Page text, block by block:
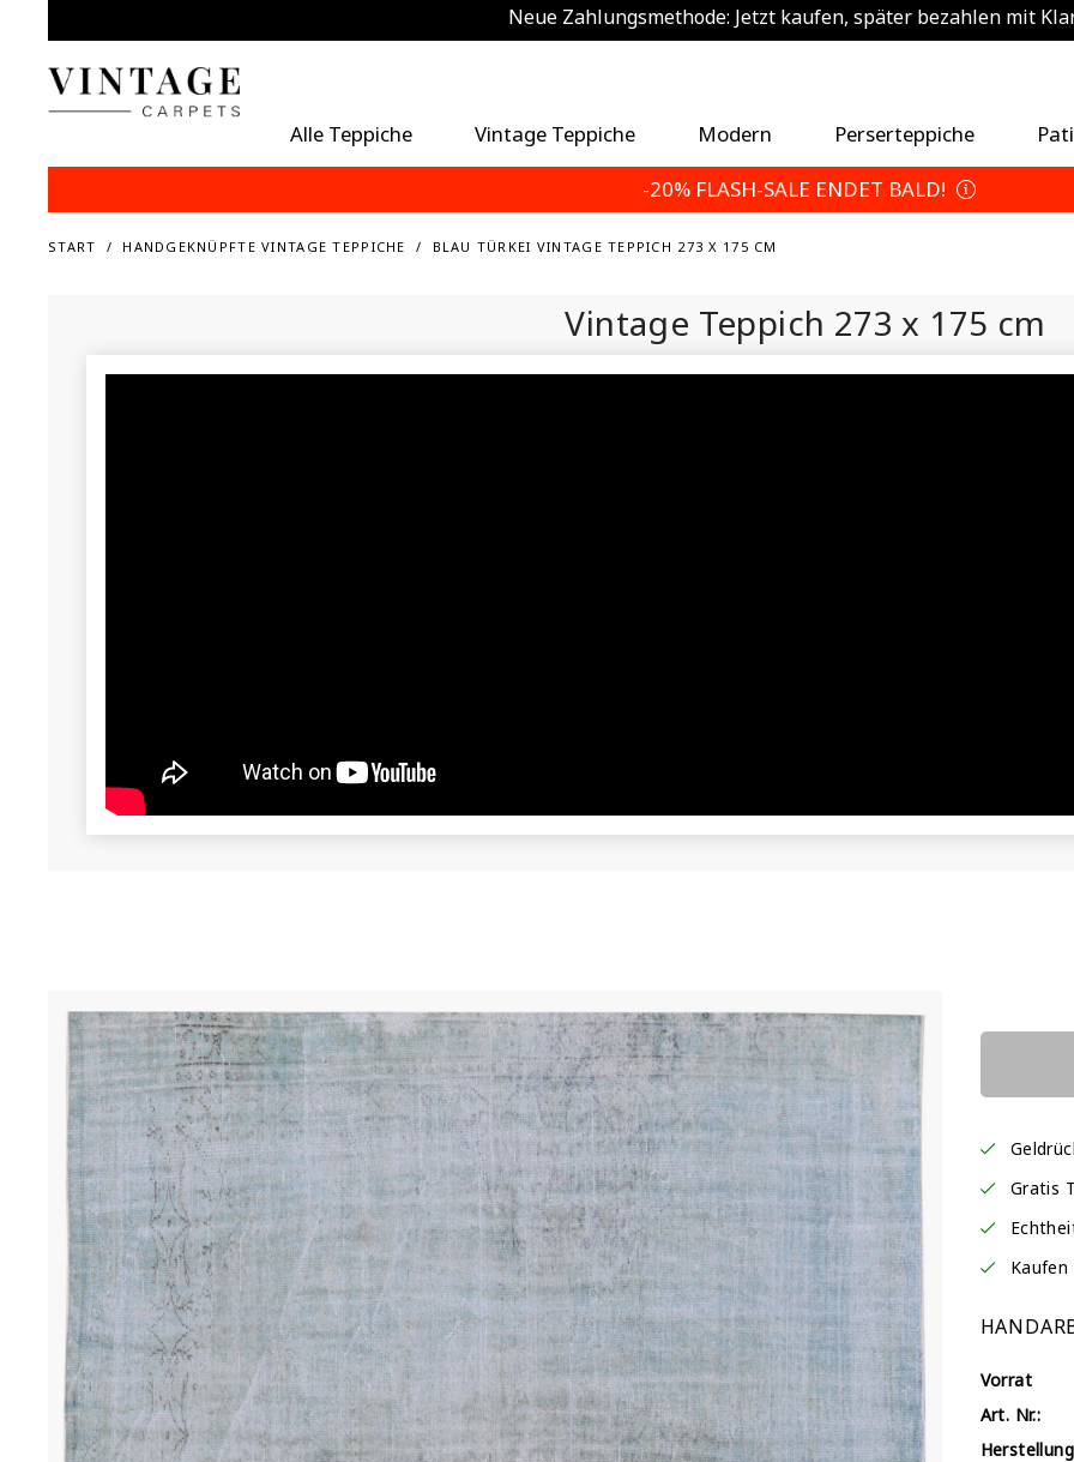
Zusätzlich 5% sparen — Wählen Sie Ihre
Neue Zahlungsmethode: Jetzt kaufen, später bezahlen mit
Alle Teppiche Vintage Teppiche Modern Perserteppiche
-20% FLASH-SALE ENDET BALD!
START HANDGEKNÜPFTE VINTAGE TEPPICHE BLAU TÜRKEI VINTAGE TEPPICH 273 X 175 CM
Vintage Teppich 273 x 175 cm
Gratis
Vorrat
Art. Nr.: